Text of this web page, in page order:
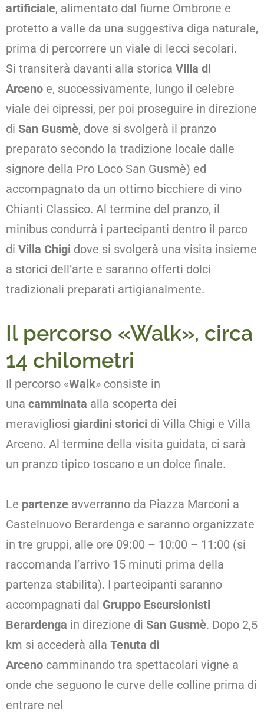
artificiale, alimentato dal fiume Ombrone e
protetto a valle da una suggestiva diga naturale,
prima di percorrere un viale di lecci secolari.
Si transiterà davanti alla storica Villa di
Arceno e, successivamente, lungo il celebre
viale dei cipressi, per poi proseguire in direzione
di San Gusmè, dove si svolgerà il pranzo
preparato secondo la tradizione locale dalle
signore della Pro Loco San Gusmè) ed
accompagnato da un ottimo bicchiere di vino
Chianti Classico. Al termine del pranzo, il
minibus condurrà i partecipanti dentro il parco
di Villa Chigi dove si svolgerà una visita insieme
a storici dell’arte e saranno offerti dolci
tradizionali preparati artigianalmente.
Il percorso «Walk», circa
14 chilometri
Il percorso «Walk» consiste in
una camminata alla scoperta dei
meravigliosi giardini storici di Villa Chigi e Villa
Arceno. Al termine della visita guidata, ci sarà
un pranzo tipico toscano e un dolce finale.
Le partenze avverranno da Piazza Marconi a
Castelnuovo Berardenga e saranno organizzate
in tre gruppi, alle ore 09:00 – 10:00 – 11:00 (si
raccomanda l’arrivo 15 minuti prima della
partenza stabilita). I partecipanti saranno
accompagnati dal Gruppo Escursionisti
Berardenga in direzione di San Gusmè. Dopo 2,5
km si accederà alla Tenuta di
Arceno camminando tra spettacolari vigne a
onde che seguono le curve delle colline prima di
entrare nel